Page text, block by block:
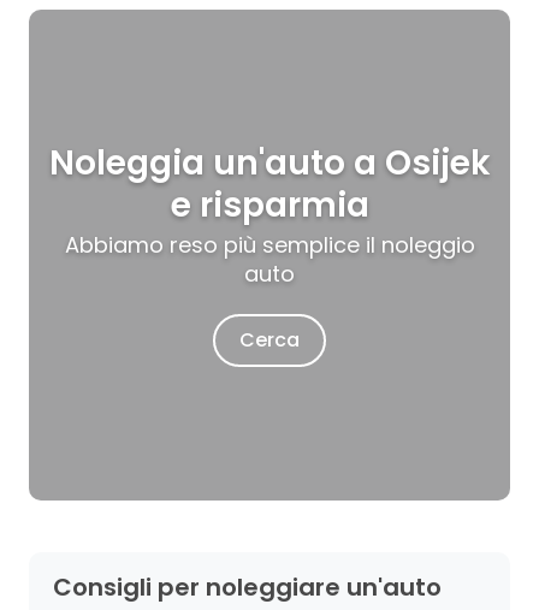
Noleggia un'auto a Osijek
e risparmia
Abbiamo reso più semplice il noleggio
auto
Cerca
Consigli per noleggiare un'auto